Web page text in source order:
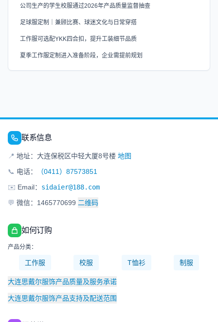
公司生产的学生校服通过2026年产品质量监督抽查
足球服定制｜兼顾比赛、球迷文化与日常穿搭
工作服可选配YKK四合扣，提升工装细节品质
夏季工作服定制进入准备阶段，企业需提前规划
联系信息
📍 地址：大连保税区中轻大厦8号楼 地图
📞 电话：
（0411）87573851
✉️ Email： sidaier@188.com
💬 微信：1465770699 二维码
如何订购
产品分类：
工作服 校服 T恤衫 制服
大连思戴尔服饰产品质量及服务承诺
大连思戴尔服饰产品支持及配送范围